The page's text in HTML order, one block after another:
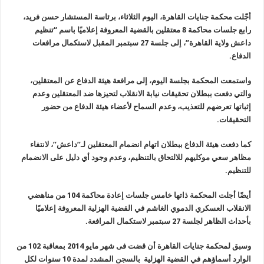
أجّلت محكمة جنايات القاهرة، اليوم الثلاثاء، برئاسة المستشار حسن فريد،
رابع جلسات محاكمة 8 معتقلين بالقضية المعروفة إعلاميًا باسم “تنظيم
داعش ولاية القاهرة”، إلى جلسة 27 سبتمبر المقبل لاستكمال مرافعات
الدفاع.
واستمعت المحكمة بجلسة اليوم، إلى مرافعة هيئة الدفاع عن المعتقلين،
والتي دفعت ببطلان تحقيقات نيابة الانقلاب لتحيزها ضد المعتقلين وعدم
إثباتها تعرضهم للتعذيب، وعدم السماح لأعضاء هيئة الدفاع من حضور
التحقيقات.
كما دفعت هيئة الدفاع ببطلان اتهام انضمام المعتقلين لـ”داعش”، لانتفاء
مظاهر سعي موكليهم للالتحاق بالتنظيم، وعدم وجود أي دليل على الانضمام
للتنظيم.
أيضًا أجلت المحكمة ذاتها خامس جلسات إعادة محاكمة 104 من مناهضي
الانقلاب العسكري الدموي الغاشم في القضية الهزلية المعروفة إعلاميًا
بأحداث الظاهر لجلسة 27 سبتمبر لاستكمال المرافعة.
وسبق لمحكمة جنايات القاهرة أن قضت فى شهر مايو 2014 بمعاقبة 102 من
الوارد أسماؤهم في القضية الهزلية بالسجن المشدد لمدة 10 سنوات لكل